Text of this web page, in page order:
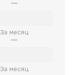
—
За месяц
—
За месяц